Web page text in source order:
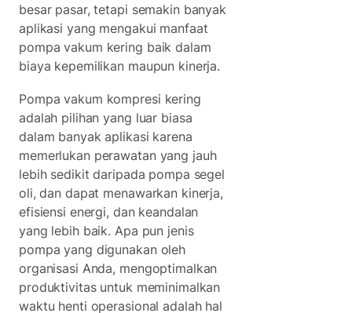
besar pasar, tetapi semakin banyak
aplikasi yang mengakui manfaat
pompa vakum kering baik dalam
biaya kepemilikan maupun kinerja.
Pompa vakum kompresi kering
adalah pilihan yang luar biasa
dalam banyak aplikasi karena
memerlukan perawatan yang jauh
lebih sedikit daripada pompa segel
oli, dan dapat menawarkan kinerja,
efisiensi energi, dan keandalan
yang lebih baik. Apa pun jenis
pompa yang digunakan oleh
organisasi Anda, mengoptimalkan
produktivitas untuk meminimalkan
waktu henti operasional adalah hal